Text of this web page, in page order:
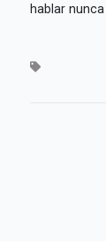
hablar nunca